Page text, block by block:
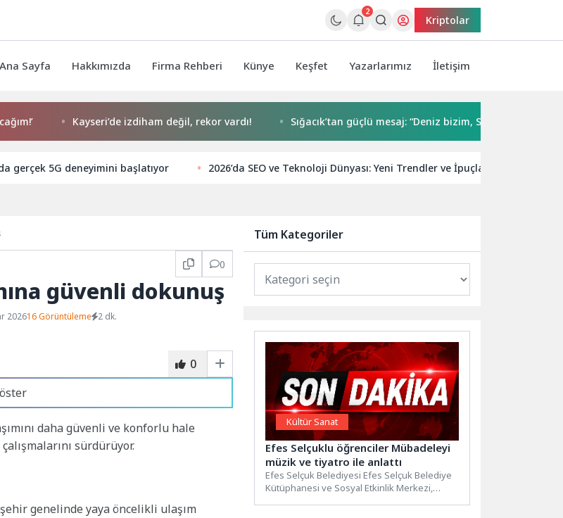
2
Kriptolar
Ana Sayfa Hakkımızda Firma Rehberi Künye Keşfet Yazarlarımız İletişim
Kayseri’de izdiham değil, rekor vardı! Sığacık’tan güçlü mesaj: “Deniz bizim, Sığacık hepimizin”
gerçek 5G deneyimini başlatıyor 2026’da SEO ve Teknoloji Dünyası: Yeni Trendler ve İpuçları
0
güvenli dokunuş
202616 Görüntüleme 2 dk.
0
daha güvenli ve konforlu hale
sürdürüyor.
genelinde yaya öncelikli ulaşım
Tüm Kategoriler
Kültür Sanat
Efes Selçuklu öğrenciler Mübadeleyi
müzik ve tiyatro ile anlattı
Efes Selçuk Belediyesi Efes Selçuk Belediye
Kütüphanesi ve Sosyal Etkinlik Merkezi,